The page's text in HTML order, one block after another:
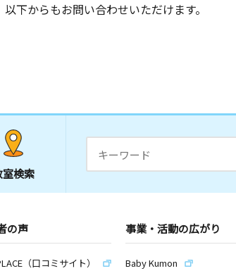
下からもお問い合わせいただけます。
室検索
の声
（口コミサイト）
事業・活動の広がり
Baby Kumon